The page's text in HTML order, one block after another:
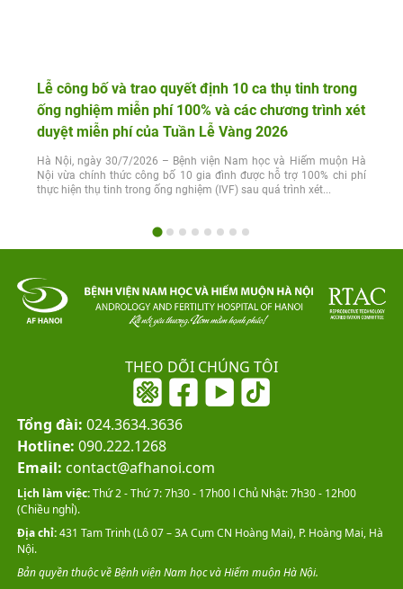
Lễ công bố và trao quyết định 10 ca thụ tinh trong
ống nghiệm miễn phí 100% và các chương trình xét
duyệt miễn phí của Tuần Lễ Vàng 2026
Hà Nội, ngày 30/7/2026 – Bệnh viện Nam học và Hiếm muộn Hà
Nội vừa chính thức công bố 10 gia đình được hỗ trợ 100% chi phí
thực hiện thụ tinh trong ống nghiệm (IVF) sau quá trình xét...
THEO DÕI CHÚNG TÔI
Tổng đài: 024.3634.3636
Hotline: 090.222.1268
Email: contact@afhanoi.com
Lịch làm việc:Thứ 2 - Thứ 7: 7h30 - 17h00 l Chủ Nhật: 7h30 - 12h00
(Chiều nghỉ).
Địa chỉ:431 Tam Trinh (Lô 07 – 3A Cụm CN Hoàng Mai), P. Hoàng Mai, Hà
Nội.
Bản quyền thuộc về Bệnh viện Nam học và Hiếm muộn Hà Nội.